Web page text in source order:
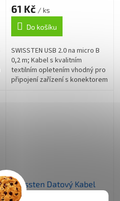
61 Kč / ks
Do košíku
SWISSTEN USB 2.0 na micro B
0,2 m; Kabel s kvalitním
textilním opletením vhodný pro
připojení zařízení s konektorem
Swissten Datový Kabel
Textile Usb / Micro Usb